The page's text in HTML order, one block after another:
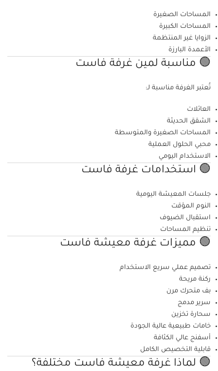
المساحات الصغيرة
المساحات الكبيرة
الزوايا غير المنتظمة
الأعمدة البارزة
🟢 مناسبة لمين غرفة فاست
تُعتبر الغرفة مناسبة لـ:
العائلات
الشقق الحديثة
المساحات الصغيرة والمتوسطة
محبي الحلول العملية
الاستخدام اليومي
🟢 استخدامات غرفة فاست
جلسات المعيشة اليومية
النوم المؤقت
استقبال الضيوف
تنظيم المساحات
🟢 مميزات غرفة معيشة فاست
تصميم عملي سريع الاستخدام
ركنة مريحة
بف متحرك مرن
سرير مدمج
سحارة تخزين
خامات طبيعية عالية الجودة
أسفنج عالي الكثافة
قابلية التخصيص الكامل
🟢 لماذا غرفة معيشة فاست مختلفة؟